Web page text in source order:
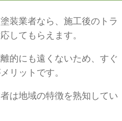
装業者なら、施工後のトラ
してもらえます。
的にも遠くないため、すぐ
リットです。
は地域の特徴を熟知してい